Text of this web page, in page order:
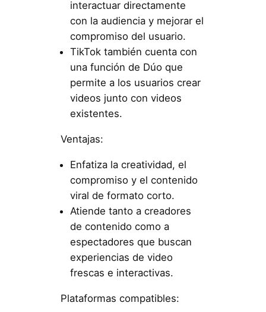
interactuar directamente
con la audiencia y mejorar el
compromiso del usuario.
TikTok también cuenta con
una función de Dúo que
permite a los usuarios crear
videos junto con videos
existentes.
Ventajas:
Enfatiza la creatividad, el
compromiso y el contenido
viral de formato corto.
Atiende tanto a creadores
de contenido como a
espectadores que buscan
experiencias de video
frescas e interactivas.
Plataformas compatibles: